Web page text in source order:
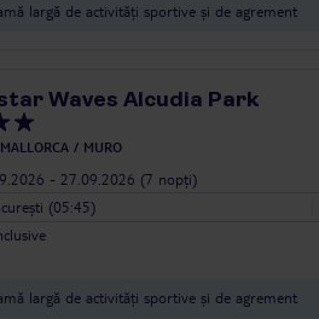
largă de activități sportive și de agrement
Waves Alcudia Park
MALLORCA MURO
- 27.09.2026 (7 nopți)
(05:45)
largă de activități sportive și de agrement